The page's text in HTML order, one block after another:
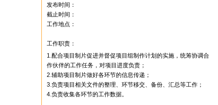
发布时间：
截止时间：
工作地点：
工作职责：
1.配合项目制片促进并督促项目组制作计划的实施，统筹协调合
作伙伴的工作任务，对项目进度负责；
2.辅助项目制片做好各环节的信息传递；
3.负责项目相关文件的整理、环节移交、备份、汇总等工作；
4.负责收集各环节的工作数据。